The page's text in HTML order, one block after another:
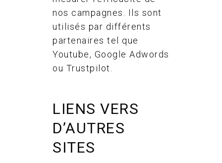
nos campagnes. Ils sont
utilisés par différents
partenaires tel que
Youtube, Google Adwords
ou Trustpilot.
LIENS VERS
D’AUTRES
SITES